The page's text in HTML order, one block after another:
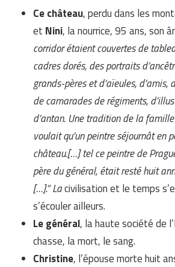
Ce château, perdu dans les
et Nini, la nourrice, 95 ans, son
corridor étaient couvertes de
cadres dorés, des portraits
grands-pères et d’aïeules, d’amis,
de camarades de régiments,
d’antan. Une tradition de la
voulait qu’un peintre séjournât en
château.[…] tel ce peintre de
père du général, était resté huit
[…].” Lacivilisation et le temps
s’écouler ailleurs.
Le général, la haute société de
chasse, la mort, le sang.
Christine, l’épouse morte huit